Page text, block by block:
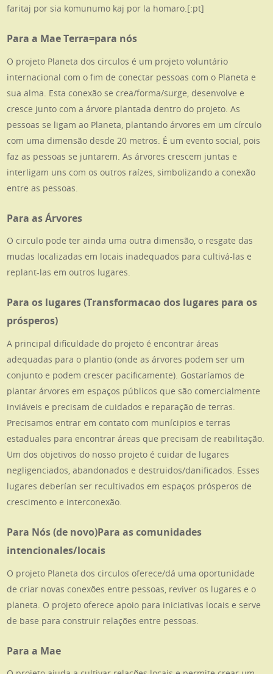
faritaj por sia komunumo kaj por la homaro.[:pt]
Para a Mae Terra=para nós
O projeto Planeta dos circulos é um projeto voluntário
internacional com o fim de conectar pessoas com o Planeta e
sua alma. Esta conexão se crea/forma/surge, desenvolve e
cresce junto com a árvore plantada dentro do projeto. As
pessoas se ligam ao Planeta, plantando árvores em um círculo
com uma dimensão desde 20 metros. É um evento social, pois
faz as pessoas se juntarem. As árvores crescem juntas e
interligam uns com os outros raízes, simbolizando a conexão
entre as pessoas.
Para as Árvores
O circulo pode ter ainda uma outra dimensão, o resgate das
mudas localizadas em locais inadequados para cultivá-las e
replant-las em outros lugares.
Para os lugares (Transformacao dos lugares para os
prósperos)
A principal dificuldade do projeto é encontrar áreas
adequadas para o plantio (onde as árvores podem ser um
conjunto e podem crescer pacificamente). Gostaríamos de
plantar árvores em espaços públicos que são comercialmente
inviáveis e precisam de cuidados e reparação de terras.
Precisamos entrar em contato com munícipios e terras
estaduales para encontrar áreas que precisam de reabilitação.
Um dos objetivos do nosso projeto é cuidar de lugares
negligenciados, abandonados e destruidos/danificados. Esses
lugares deberían ser recultivados em espaços prósperos de
crescimento e interconexão.
Para Nós (de novo)Para as comunidades
intencionales/locais
O projeto Planeta dos circulos oferece/dá uma oportunidade
de criar novas conexões entre pessoas, reviver os lugares e o
planeta. O projeto oferece apoio para iniciativas locais e serve
de base para construir relações entre pessoas.
Para a Mae